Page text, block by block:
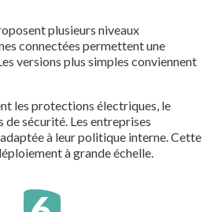
plusieurs niveaux
connectées permettent une
versions plus simples conviennent
les protections électriques, le
de sécurité. Les entreprises
à leur politique interne. Cette
à grande échelle.